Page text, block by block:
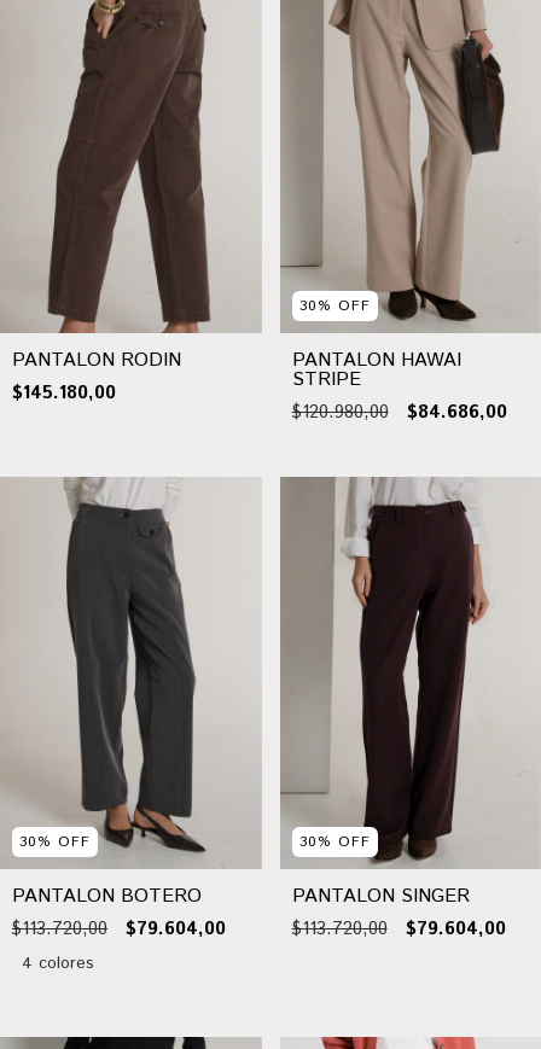
PANTALON RODIN
$145.180,00
30% OFF
PANTALON HAWAI
STRIPE
$120.980,00 $84.686,00
30% OFF
PANTALON BOTERO
$113.720,00 $79.604,00
4 colores
30% OFF
PANTALON SINGER
$113.720,00 $79.604,00